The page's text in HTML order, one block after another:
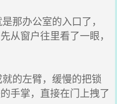
那办公室的入口了，
从窗户往里看了一眼，
的左臂，缓慢的把锁
手掌，直接在门上拽了